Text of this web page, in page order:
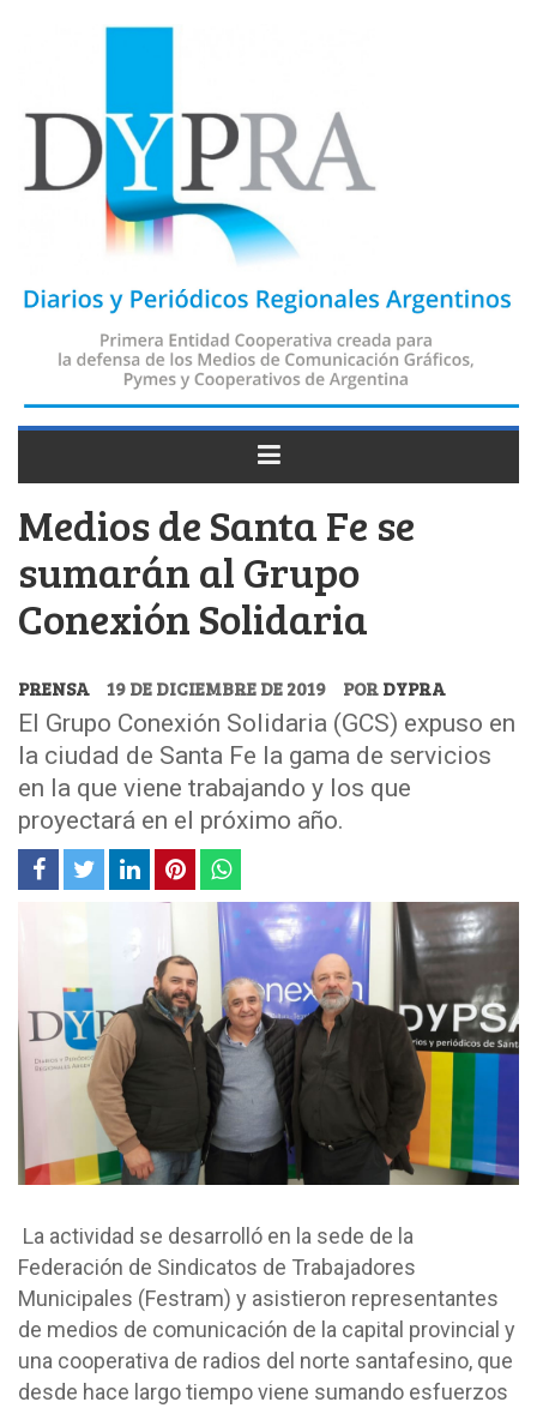
Medios de Santa Fe se
sumarán al Grupo
Conexión Solidaria
PRENSA 19 DE DICIEMBRE DE 2019 POR DYPRA
El Grupo Conexión Solidaria (GCS) expuso en
la ciudad de Santa Fe la gama de servicios
en la que viene trabajando y los que
proyectará en el próximo año.
La actividad se desarrolló en la sede de la
Federación de Sindicatos de Trabajadores
Municipales (Festram) y asistieron representantes
de medios de comunicación de la capital provincial y
una cooperativa de radios del norte santafesino, que
desde hace largo tiempo viene sumando esfuerzos